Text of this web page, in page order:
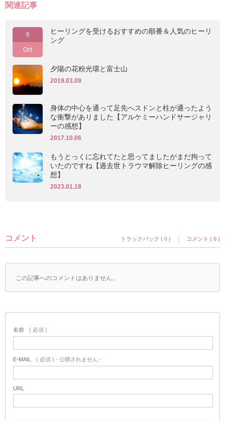
関連記事
6
Oct
ヒーリングを受けるおすすめの順番＆人気のヒーリ
ング
夕陽の花粉光環と富士山
2019.03.09
身体の中心を通って足先へスドンと柱が通ったよう
な衝撃がありました【アルケミーハンドサージャリ
ーの感想】
2017.10.06
もうとっくに忘れてたと思ってましたがまだ拘って
いたのですね【過去世トラウマ解除ヒーリングの感
想】
2023.01.18
コメント トラックバック ( 0 ) コメント ( 0 )
この記事へのコメントはありません。
名前 ( 必須 )
E-MAIL ( 必須 ) - 公開されません -
URL